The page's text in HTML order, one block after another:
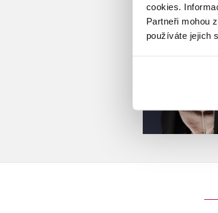
cookies.
Partneři mohou
používáte jejich